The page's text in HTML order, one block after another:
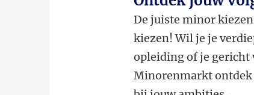
De juiste minor
kiezen! Wil je je
opleiding of je gericht
Minorenmarkt ontdek